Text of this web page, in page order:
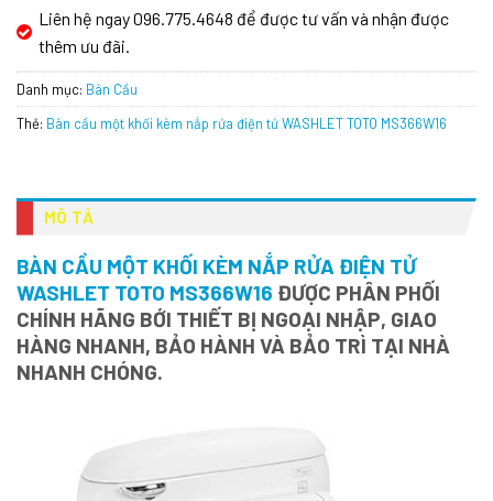
Liên hệ ngay 096.775.4648 để được tư vấn và nhận được
thêm ưu đãi.
Danh mục: Bàn Cầu
Thẻ: Bàn cầu một khối kèm nắp rửa điện tử WASHLET TOTO MS366W16
MÔ TẢ
BÀN CẦU MỘT KHỐI KÈM NẮP RỬA ĐIỆN TỬ
WASHLET TOTO MS366W16 ĐƯỢC PHÂN PHỐI
CHÍNH HÃNG BỚI THIẾT BỊ NGOẠI NHẬP, GIAO
HÀNG NHANH, BẢO HÀNH VÀ BẢO TRÌ TẠI NHÀ
NHANH CHÓNG.